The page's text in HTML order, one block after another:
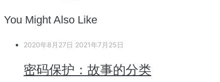
You Might Also Like
2020年8月27日 2021年7月25日
密码保护：故事的分类